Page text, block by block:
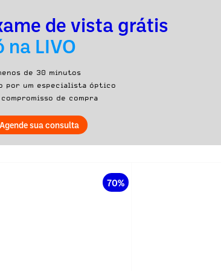
de vista grátis
na LIVO
de 30 minutos
por um especialista óptico
compromisso de compra
Agende sua consulta
70%